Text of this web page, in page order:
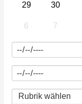
29 30
6 7